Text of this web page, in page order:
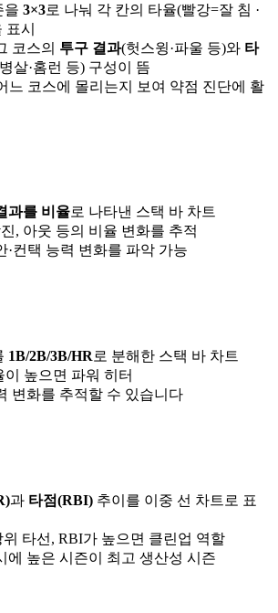
을 3×3로 나눠 각 칸의 타율(빨강=잘 침 ·
시
코스의 투구 결과(헛스윙·파울 등)와 타
살·홈런 등) 구성이 뜸
느 코스에 몰리는지 보여 약점 진단에 활
과를 비율로 나타낸 스택 바 차트
, 아웃 등의 비율 변화를 추적
·컨택 능력 변화를 파악 가능
1B/2B/3B/HR로 분해한 스택 바 차트
이 높으면 파워 히터
변화를 추적할 수 있습니다
과 타점(RBI) 추이를 이중 선 차트로 표
타선, RBI가 높으면 클린업 역할
에 높은 시즌이 최고 생산성 시즌